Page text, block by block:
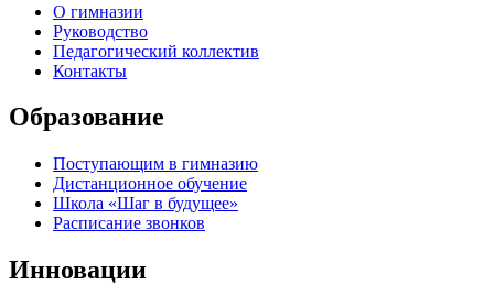
О гимназии
Руководство
Педагогический коллектив
Контакты
Образование
Поступающим в гимназию
Дистанционное обучение
Школа «Шаг в будущее»
Расписание звонков
Инновации